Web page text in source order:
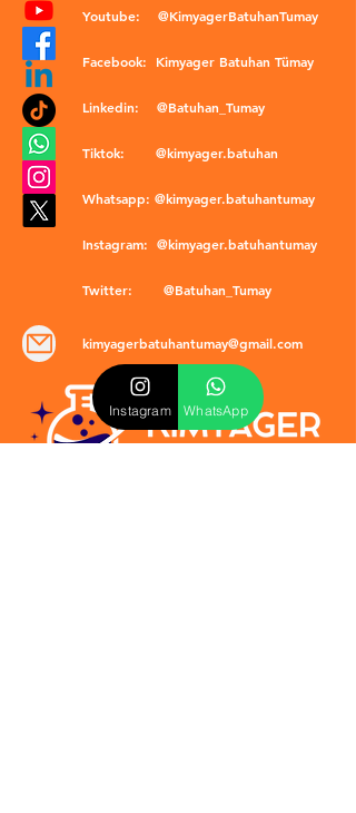
Youtube: @KimyagerBatuhanTumay
Facebook: Kimyager Batuhan Tümay
Linkedin: @Batuhan_Tumay
Tiktok: @kimyager.batuhan
Whatsapp: @kimyager.batuhantumay
Instagram: @kimyager.batuhantumay
Twitter: @Batuhan_Tumay
kimyagerbatuhantumay@gmail.com
Instagram WhatsApp